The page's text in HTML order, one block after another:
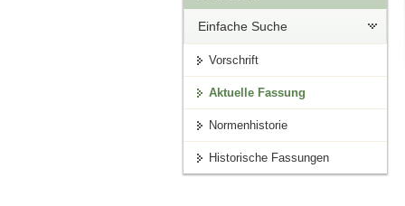
Einfache Suche
Vorschrift
Aktuelle Fassung
Normenhistorie
Historische Fassungen